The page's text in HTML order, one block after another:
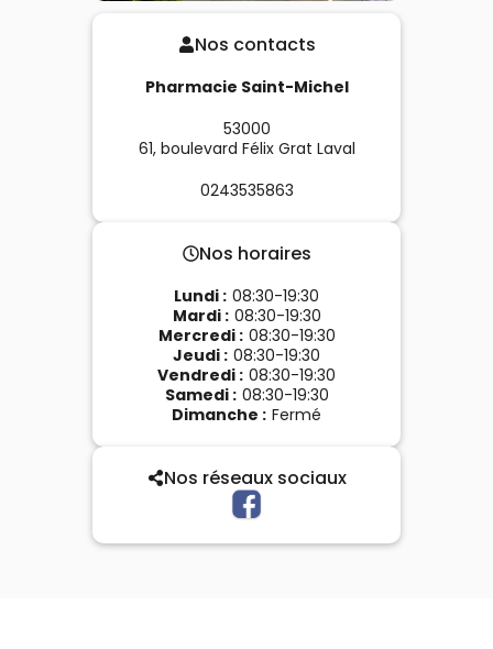
Nos contacts
Pharmacie Saint-Michel
53000
61, boulevard Félix Grat Laval
0243535863
Nos horaires
Lundi : 08:30-19:30
Mardi: 08:30-19:30
Mercredi: 08:30-19:30
Jeudi : 08:30-19:30
Vendredi : 08:30-19:30
Samedi: 08:30-19:30
Dimanche : Fermé
Nos réseaux sociaux